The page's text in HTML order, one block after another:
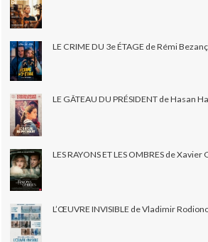
LE CRIME DU 3e ÉTAGE de Rémi
LE GÂTEAU DU PRÉSIDENT de Hasan
LES RAYONS ET LES OMBRES de Xavier
L’ŒUVRE INVISIBLE de Vladimir